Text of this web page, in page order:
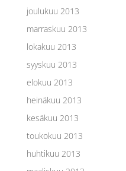
joulukuu 2013
marraskuu 2013
lokakuu 2013
syyskuu 2013
elokuu 2013
heinäkuu 2013
kesäkuu 2013
toukokuu 2013
huhtikuu 2013